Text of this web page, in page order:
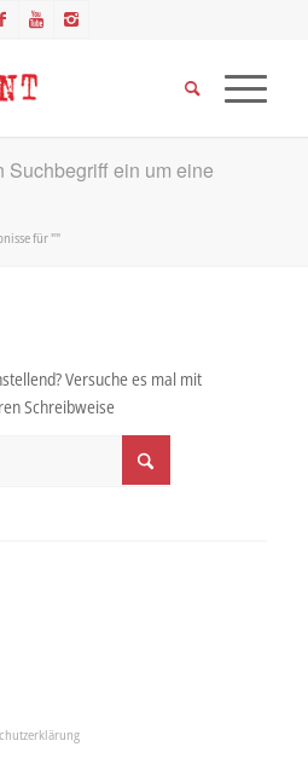
Suchbegriff ein um eine
für ""
Versuche es mal mit
Schreibweise